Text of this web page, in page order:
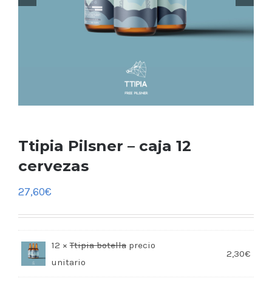
Ttipia Pilsner – caja 12
cervezas
27,60€
12 ×Ttipia botella
2,30€